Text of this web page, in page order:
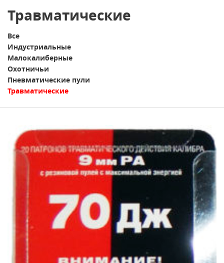
Травматические
Все
Индустриальные
Малокалиберные
Охотничьи
Пневматические пули
Травматические